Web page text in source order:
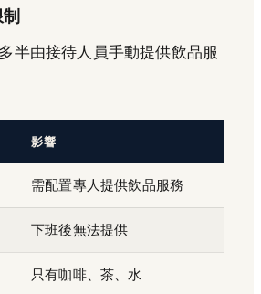
半由接待人員手動提供飲品服
影響
需配置專人提供飲品服務
下班後無法提供
只有咖啡、茶、水